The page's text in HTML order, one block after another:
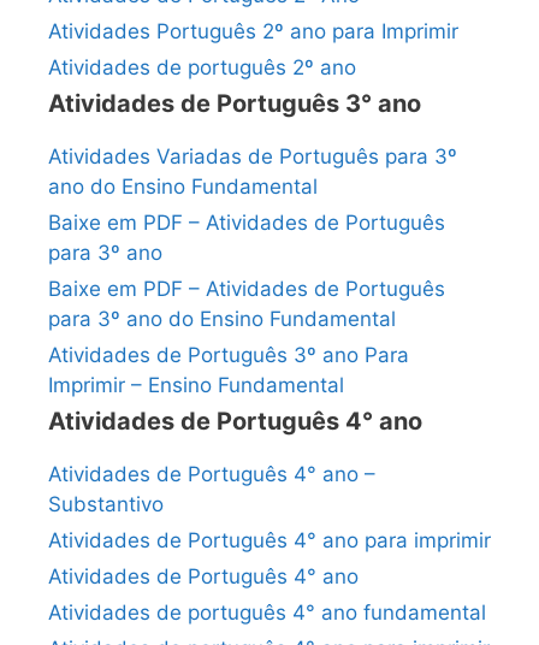
Atividades Português 2º ano para Imprimir
Atividades de português 2º ano
Atividades de Português 3° ano
Atividades Variadas de Português para 3º
ano do Ensino Fundamental
Baixe em PDF – Atividades de Português
para 3º ano
Baixe em PDF – Atividades de Português
para 3º ano do Ensino Fundamental
Atividades de Português 3º ano Para
Imprimir – Ensino Fundamental
Atividades de Português 4° ano
Atividades de Português 4° ano –
Substantivo
Atividades de Português 4° ano para imprimir
Atividades de Português 4° ano
Atividades de português 4° ano fundamental